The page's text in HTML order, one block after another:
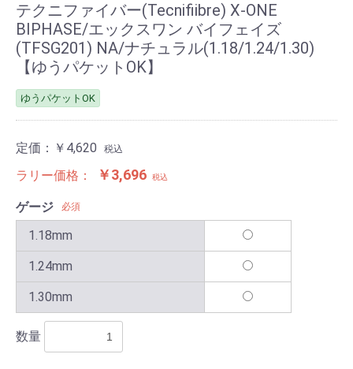
テクニファイバー(Tecnifiibre) X-ONE
BIPHASE/エックスワン バイフェイズ
(TFSG201) NA/ナチュラル(1.18/1.24/1.30)
【ゆうパケットOK】
ゆうパケットOK
定価： ￥4,620 税込
ラリー価格： ￥3,696 税込
ゲージ 必須
1.18mm
1.24mm
1.30mm
数量